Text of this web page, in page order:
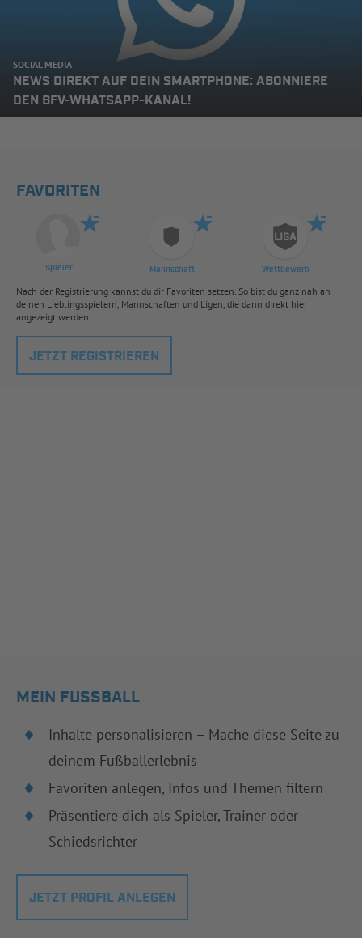
SOCIAL MEDIA
NEWS DIREKT AUF DEIN SMARTPHONE: ABONNIERE
DEN BFV-WHATSAPP-KANAL!
FAVORITEN
Spieler Mannschaft Wettbewerb
Nach der Registrierung kannst du dir Favoriten setzen. So bist du ganz nah an
deinen Lieblingsspielern, Mannschaften und Ligen, die dann direkt hier
angezeigt werden.
JETZT REGISTRIEREN
MEIN FUSSBALL
Inhalte personalisieren – Mache diese Seite zu
deinem Fußballerlebnis
Favoriten anlegen, Infos und Themen filtern
Präsentiere dich als Spieler, Trainer oder
Schiedsrichter
JETZT PROFIL ANLEGEN